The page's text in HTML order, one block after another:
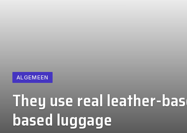
ALGEMEEN
They use real leather-
based luggage